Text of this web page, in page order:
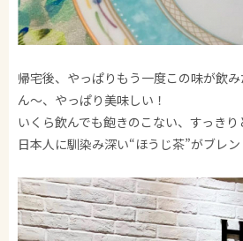
帰宅後、やっぱりもう一度この味が飲
ん〜、やっぱり美味しい！
いくら飲んでも飽きのこない、すっきり
日本人に馴染み深い“ほうじ茶”がブレ